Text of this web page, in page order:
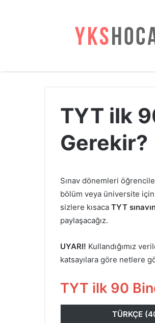
TYT ilk
Gerekir?
Sınav dönemleri
bölüm veya üniversite için
sizlere kısaca TYT
paylaşacağız.
UYARI! Kullandığımız
katsayılara göre netlere
TYT ilk 90
TÜRKÇE